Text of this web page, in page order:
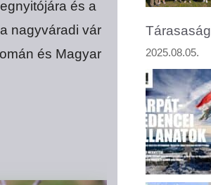
és a
nagyváradi vár
és Magyar
Tárasaság
2025.08.05.